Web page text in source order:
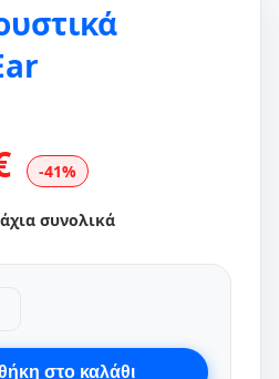
-41%
συνολικά
στο καλάθι